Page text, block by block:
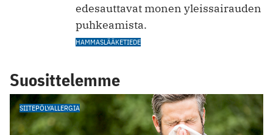
edesauttavat monen yleissairauden
puhkeamista.
HAMMASLÄÄKETIEDE
Suosittelemme
SIITEPÖLYALLERGIA